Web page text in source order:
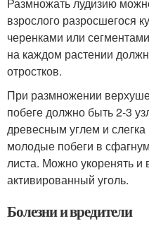
Размножать лудизию
взрослого разросшегося
черенками или
на каждом растении
отростков.
При размножении
побеге должно быть 2-3
древесным углем и
молодые побеги в
листа. Можно укоренять и
активированный уголь.
Болезни и вредители